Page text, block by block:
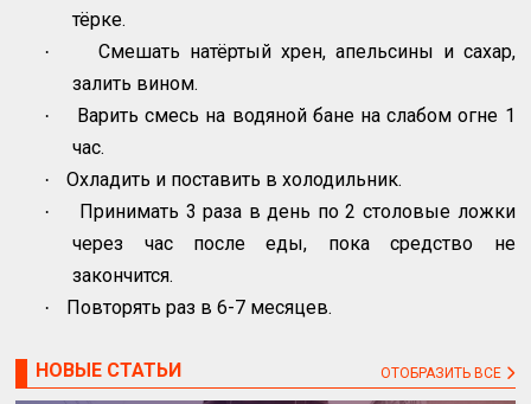
тёрке.
·
Смешать натёртый хрен, апельсины и сахар,
залить вином.
·
Варить смесь на водяной бане на слабом огне 1
час.
· Охладить и поставить в холодильник.
·
Принимать 3 раза в день по 2 столовые ложки
через час после еды, пока средство не
закончится.
· Повторять раз в 6-7 месяцев.
НОВЫЕ СТАТЬИ ОТОБРАЗИТЬ ВСЕ